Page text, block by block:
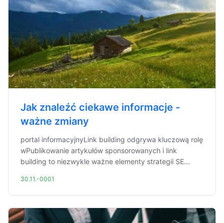
Jak znaleźć ciekawe informacje -
ważne zmiany
portal informacyjnyLink building odgrywa kluczową rolę
wPublikowanie artykułów sponsorowanych i link
building to niezwykle ważne elementy strategii SE...
30.11.-0001